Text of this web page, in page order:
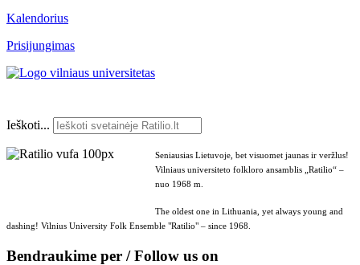
Kalendorius
Prisijungimas
Ieškoti...
Seniausias Lietuvoje, bet visuomet jaunas ir veržlus!
Vilniaus universiteto folkloro ansamblis „Ratilio“ –
nuo 1968 m.
The oldest one in Lithuania, yet always young and
dashing! Vilnius University Folk Ensemble "Ratilio" – since 1968.
Bendraukime per / Follow us on